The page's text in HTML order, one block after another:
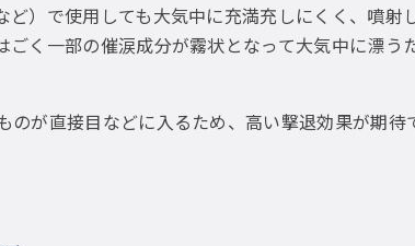
）で使用しても大気中に充満充しにくく、噴射
く一部の催涙成分が霧状となって大気中に漂う
が直接目などに入るため、高い撃退効果が期待